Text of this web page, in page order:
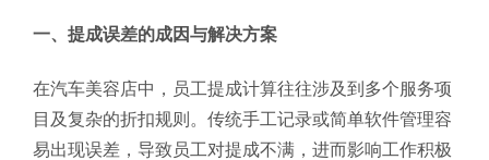
一、提成误差的成因与解决方案
在汽车美容店中，员工提成计算往往涉及到多个服务项
目及复杂的折扣规则。传统手工记录或简单软件管理容
易出现误差，导致员工对提成不满，进而影响工作积极